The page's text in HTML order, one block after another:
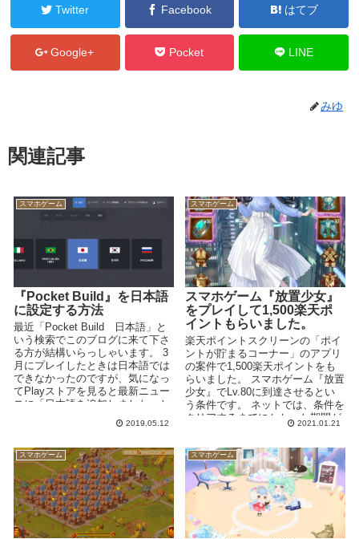
Twitter Facebook はてブ
Google+ Pocket LINE
みゆ
関連記事
スマホゲーム
『Pocket Build』を日本語
に設定する方法
最近「Pocket Build 日本語」と
いう検索でこのブログに来て下さ
る方が結構いらっしゃいます。 3
月にプレイしたときは日本語では
できなかったのですが、気になっ
てPlayストアを見ると最新ニュー
スに「日本語を追加しました」と
2019.05.12
スマホゲーム
スマホゲーム『放置少女』
をプレイして1,500楽天ポ
イントもらいました。
楽天ポイントスクリーンの「ポイ
ントが貯まるコーナー」のアプリ
の案件で1,500楽天ポイントをも
らいました。 スマホゲーム『放置
少女』でLv.80に到達させるとい
う条件です。 ネットでは、条件を
クリアするまでにかかった期間が
2021.01.21
スマホゲーム スマホゲーム